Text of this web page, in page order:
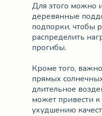
Для этого можно
деревянные
подпорки, чтобы
распределить
прогибы.
Кроме того,
прямых
длительное
может привести
ухудшению